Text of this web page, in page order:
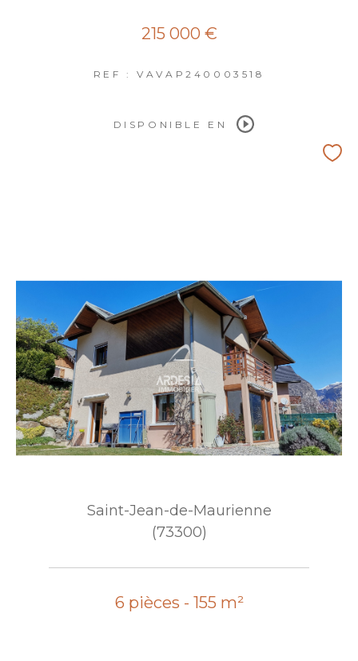
215 000 €
REF : VAVAP240003518
DISPONIBLE EN
Saint-Jean-de-Maurienne
(73300)
6 pièces - 155 m²